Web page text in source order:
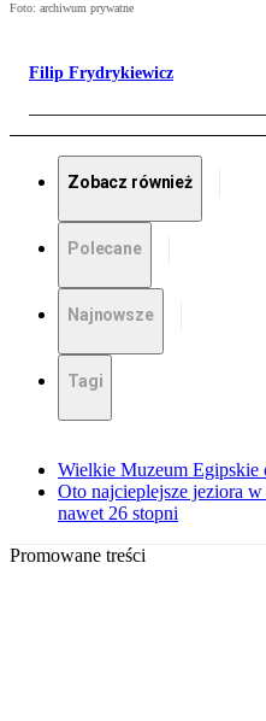
Foto: archiwum prywatne
Filip Frydrykiewicz
Zobacz również
Polecane
Najnowsze
Tagi
Wielkie Muzeum Egipskie
Oto najcieplejsze jeziora
nawet 26 stopni
Promowane treści